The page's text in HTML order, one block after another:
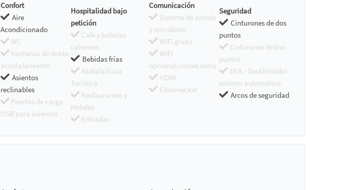
Confort
Aire
Acondicionado
WC
Ventanas de doble
acristalamiento
Asientos
reclinables
Puertos de carga
USB para asientos
Hospitalidad bajo
petición
Café y bebidas
calientes
Bebidas frías
Azafata/Guía
Turística
Restaurantes y
Hoteles
Entradas
Comunicación
Sistema de sonido
y micrófono
WiFi gratis
WIFI
opcional/costes extra
HDMI
Chromecast
Seguridad
Cinturones de dos
puntos
Cinturones de tres
puntos
DEA - Desfibrilador
externo automático
Arcos de seguridad